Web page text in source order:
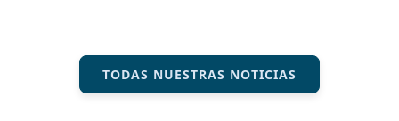
TODAS NUESTRAS NOTICIAS